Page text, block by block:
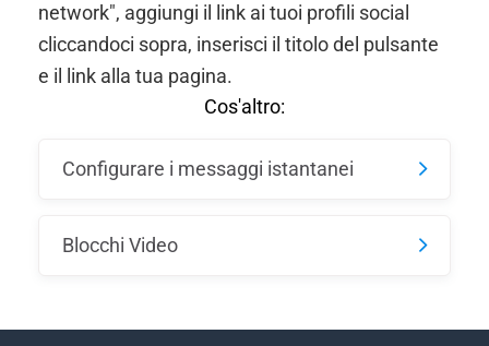
network", aggiungi il link ai tuoi profili social
cliccandoci sopra, inserisci il titolo del pulsante
e il link alla tua pagina.
Cos'altro:
Configurare i messaggi istantanei
Blocchi Video